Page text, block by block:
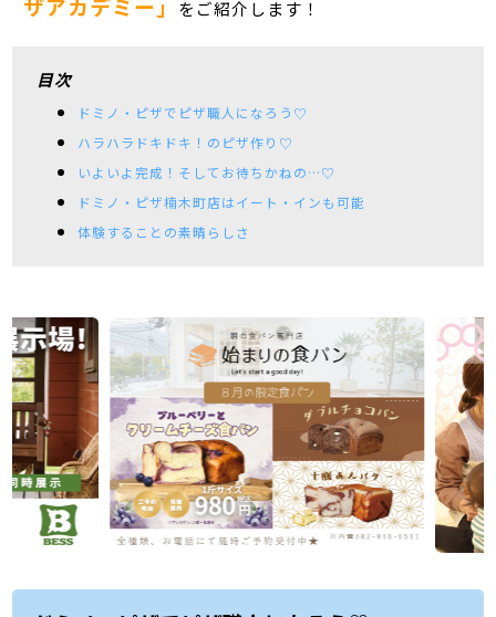
ザアカデミー」
をご紹介します！
目次
ドミノ・ピザでピザ職人になろう♡
ハラハラドキドキ！のピザ作り♡
いよいよ完成！そしてお待ちかねの…♡
ドミノ・ピザ楠木町店はイート・インも可能
体験することの素晴らしさ